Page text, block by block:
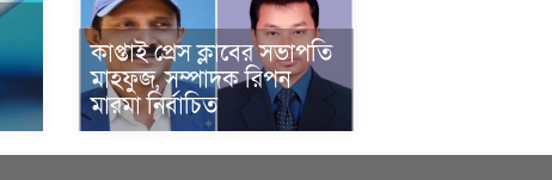
কাপ্তাই প্রেস ক্লাবের সভাপতি
মাহফুজ, সম্পাদক রিপন
মারমা নির্বাচিত